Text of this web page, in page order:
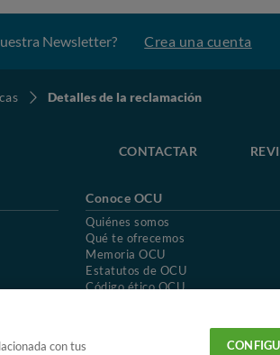
Newsletter? Crea una cuenta
Detalles de la reclamación
CONTACTAR
Conoce OCU
Quiénes somos
Qué te ofrecemos
Memoria OCU
Estatutos de OCU
Código ético OCU
Uso del nombre y de los signos de OCU
con tus